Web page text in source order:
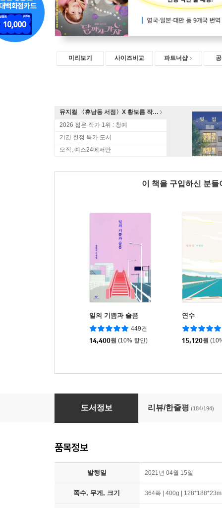
미리보기 사이즈비교 파트너샵
뮤지컬 〈휴남동 서점〉X 황보름 작가 북토크
2026 젊은 작가 1위 : 청예
기간 한정 특가 도서
오직, 예스24에서만
이 책을 구입하신 분
일의 기쁨과 슬픔
449건
14,400원 (10% 할인)
연수
15,120원
달까지 가자
도서정보 리뷰/한줄평 (184/194)
품목정보
발행일 2021년 04월 15일
쪽수, 무게, 크기 364쪽 | 400g |